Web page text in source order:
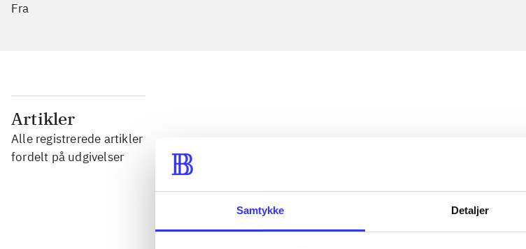
Samtykke Detaljer
Fra
Artikler
Alle registrerede artikler
fordelt på udgivelser